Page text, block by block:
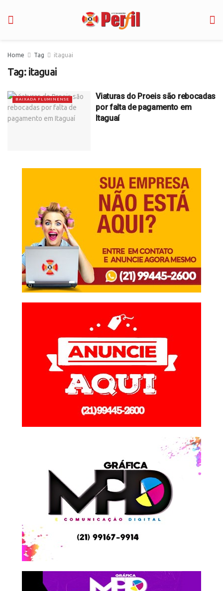
Home Tag itaguai
Tag: itaguai
BAIXADA FLUMINENSE
Viaturas do Proeis são rebocadas
por falta de pagamento em
Itaguaí